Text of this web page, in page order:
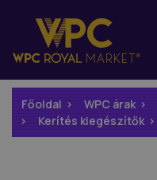
Főoldal WPC árak
Kerítés kiegészítők